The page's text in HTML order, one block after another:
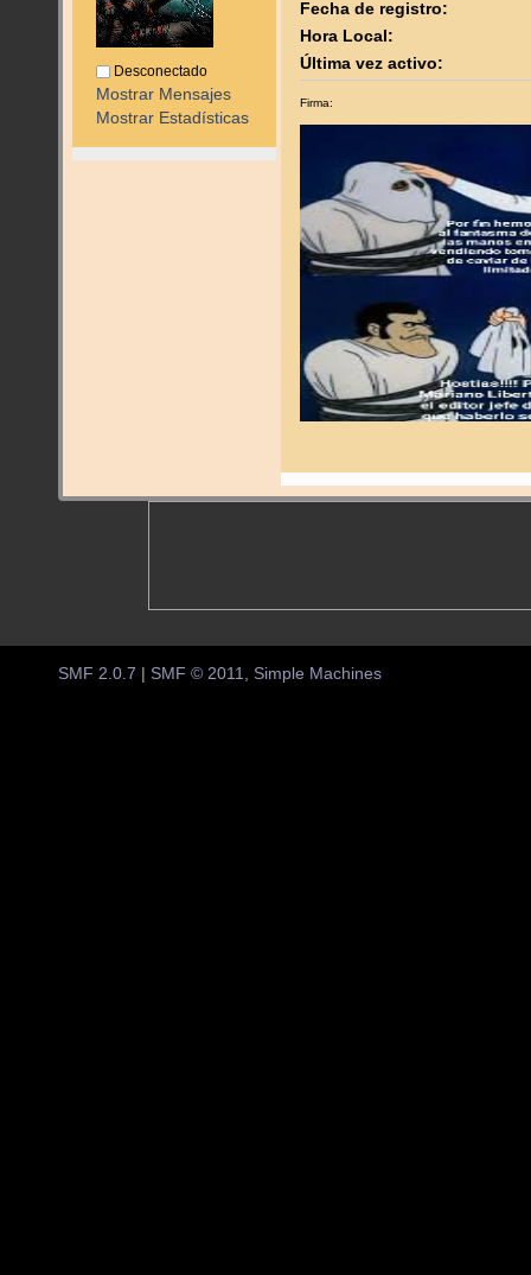
Desconectado
Mostrar Mensajes
Mostrar Estadísticas
Fecha de registro:
Hora Local:
Última vez activo:
Firma:
SMF 2.0.7 SMF © 2011, Simple Machines